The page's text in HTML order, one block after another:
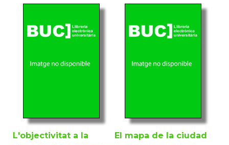
L'objectivitat a la
El mapa de la ciudad